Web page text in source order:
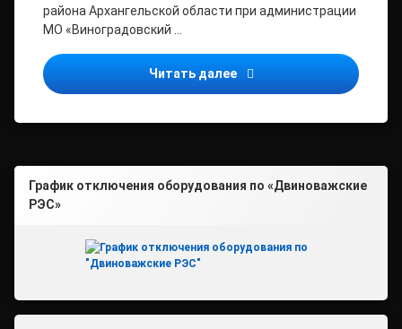
района Архангельской области при администрации
МО «Виноградовский …
Читать далее О снятии временных
График отключения оборудования по «Двиноважские
РЭС»